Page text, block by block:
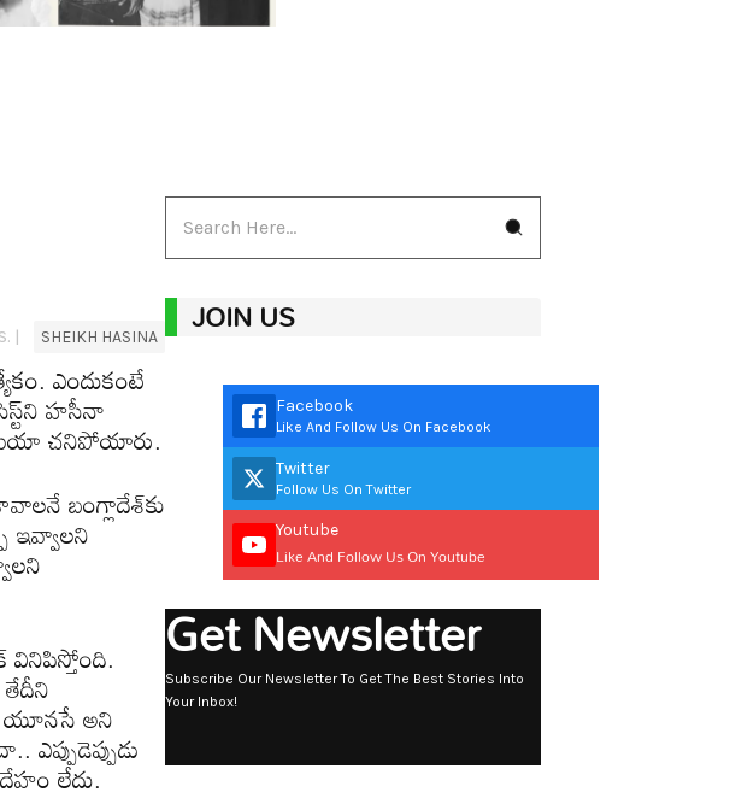
| SHEIKH HASINA
ఎందుకంటే
హ‌సీనా
మియా చనిపోయారు.
బంగ్లాదేశ్‌కు
ఇవ్వాల‌ని
యూన‌సే అని
ఎప్పుడెప్పుడు
లేదు.
JOIN US
Facebook
Like And Follow Us On Facebook
Twitter
Follow Us On Twitter
Youtube
Like And Follow Us On Youtube
Get Newsletter
Subscribe Our Newsletter To Get The Best Stories Into
Your Inbox!